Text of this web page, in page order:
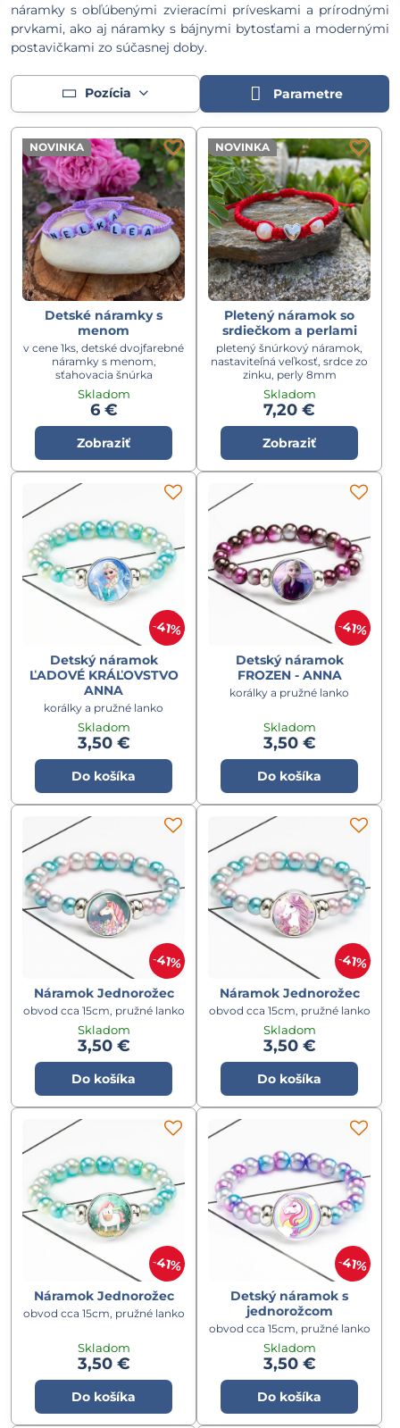
náramky s obľúbenými zvieracími príveskami a prírodnými
prvkami, ako aj náramky s bájnymi bytosťami a modernými
postavičkami zo súčasnej doby.
Pozícia Parametre
NOVINKA
Detské náramky s
menom
v cene 1ks, detské dvojfarebné
náramky s menom,
sťahovacia šnúrka
Skladom
6 €
Zobraziť
NOVINKA
Pletený náramok so
srdiečkom a perlami
pletený šnúrkový náramok,
nastaviteľná veľkosť, srdce zo
zinku, perly 8mm
Skladom
7,20 €
Zobraziť
41%
Detský náramok
ĽADOVÉ KRÁĽOVSTVO
ANNA
korálky a pružné lanko
Skladom
3,50 €
Do košíka
41%
Detský náramok
FROZEN - ANNA
korálky a pružné lanko
Skladom
3,50 €
Do košíka
41%
Náramok Jednorožec
obvod cca 15cm, pružné lanko
Skladom
3,50 €
Do košíka
41%
Náramok Jednorožec
obvod cca 15cm, pružné lanko
Skladom
3,50 €
Do košíka
41%
Náramok Jednorožec
obvod cca 15cm, pružné lanko
Skladom
3,50 €
Do košíka
41%
Detský náramok s
jednorožcom
obvod cca 15cm, pružné lanko
Skladom
3,50 €
Do košíka